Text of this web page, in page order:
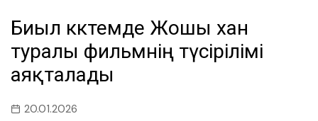
Биыл көктемде Жошы хан
туралы фильмнің түсірілімі
аяқталады
20.01.2026